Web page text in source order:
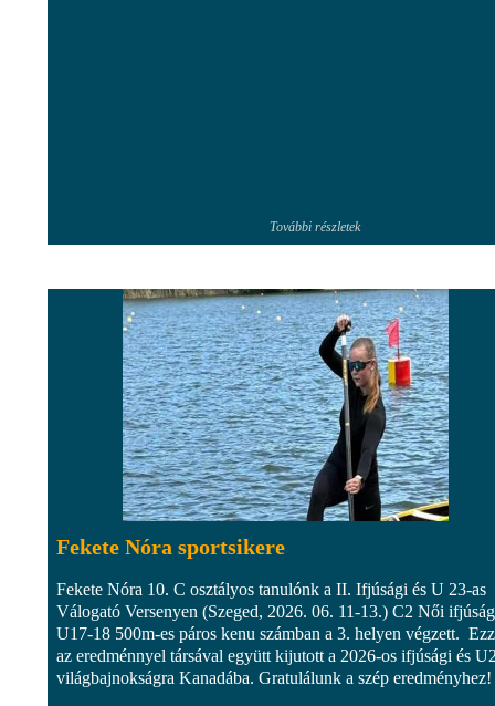
További részletek
Fekete Nóra sportsikere
Fekete Nóra 10. C osztályos tanulónk a II. Ifjúsági és U 23-as
Válogató Versenyen (Szeged, 2026. 06. 11-13.) C2 Női
U17-18 500m-es páros kenu számban a 3. helyen végzett.
az eredménnyel társával együtt kijutott a 2026-os ifjúsági és
világbajnokságra Kanadába. Gratulálunk a szép eredményhez!